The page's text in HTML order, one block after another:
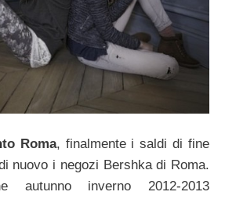
Roma, finalmente i saldi di fine
nuovo i negozi Bershka di Roma.
autunno inverno 2012-2013